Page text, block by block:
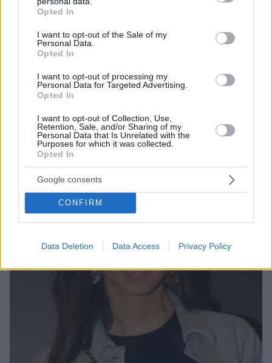
grant or deny consent to Google and its third-party tags to
use your data for below specified purposes in below Google
consent section.
Opted In
I want to opt-out of the Sale of my
Personal Data.
Opted In
I want to opt-out of processing my
Personal Data for Targeted Advertising.
Opted In
I want to opt-out of Collection, Use,
Retention, Sale, and/or Sharing of my
Personal Data that Is Unrelated with the
Purposes for which it was collected.
Opted In
Google consents
CONFIRM
Data Deletion Data Access Privacy Policy
Η Λένα Ζευγαρά εξετάζει τη δυνατότητα υποβολής
μήνυσης μετά τα υβριστικά, συκοφαντικά και απειλητικά
μηνύματα στα social media
20.06.2025, 17:42